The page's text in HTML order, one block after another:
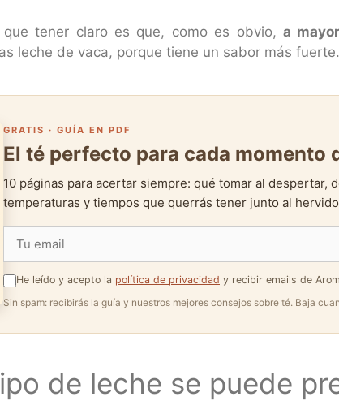
tener claro es que, como es obvio, a
leche de vaca, porque tiene un sabor más fuerte.
GRATIS · GUÍA EN PDF
El té perfecto para cada momento
10 páginas para acertar siempre: qué tomar al
temperaturas y tiempos que querrás tener junto al
He leído y acepto la política de privacidad y recibir emails de
Sin spam: recibirás la guía y nuestros mejores consejos sobre té. Baja
de leche se puede